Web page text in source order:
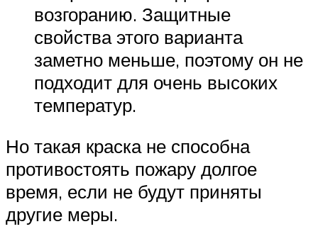
возгоранию. Защитные
свойства этого варианта
заметно меньше, поэтому он не
подходит для очень высоких
температур.
Но такая краска не способна
противостоять пожару долгое
время, если не будут приняты
другие меры.